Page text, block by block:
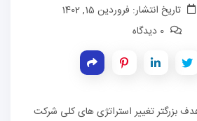
تاریخ انتشار: فروردین 15, 1402
بزرگتر تغییر استراتژی های کلی شرکت